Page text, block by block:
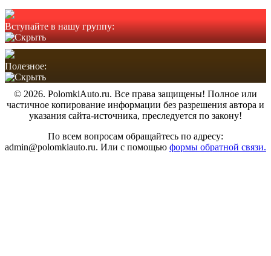
Вступайте в нашу группу:
Полезное:
© 2026. PolomkiAuto.ru. Все права защищены! Полное или
частичное копирование информации без разрешения автора и
указания сайта-источника, преследуется по закону!
По всем вопросам обращайтесь по адресу:
admin@polomkiauto.ru. Или с помощью формы обратной связи.